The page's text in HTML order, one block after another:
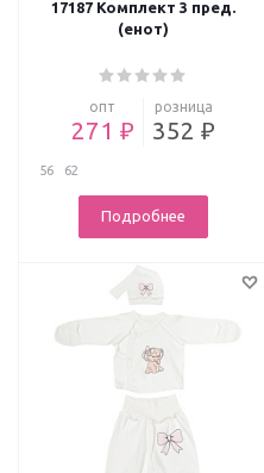
17187 Комплект 3 пред.
(енот)
опт
271 ₽
розница
352 ₽
56 62
Подробнее